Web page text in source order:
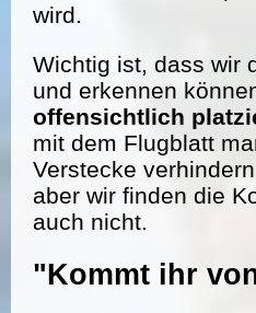
wird.
Wichtig ist, dass wir
und erkennen
offensichtlich
mit dem Flugblatt
Verstecke
aber wir finden die
auch nicht.
"Kommt ihr